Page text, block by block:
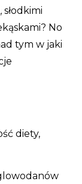
No
tym w jaki
diety,